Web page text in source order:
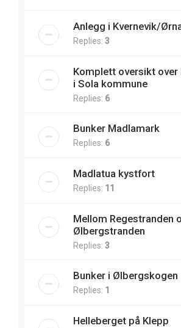
Anlegg i Kvernevik/
Replies: 3
Komplett oversikt
i Sola kommune
Replies: 6
Bunker Madlamark
Replies: 6
Madlatua kystfort
Replies: 11
Mellom Regestranden
Ølbergstranden
Replies: 3
Bunker i Ølbergskogen
Replies: 1
Helleberget på Klepp